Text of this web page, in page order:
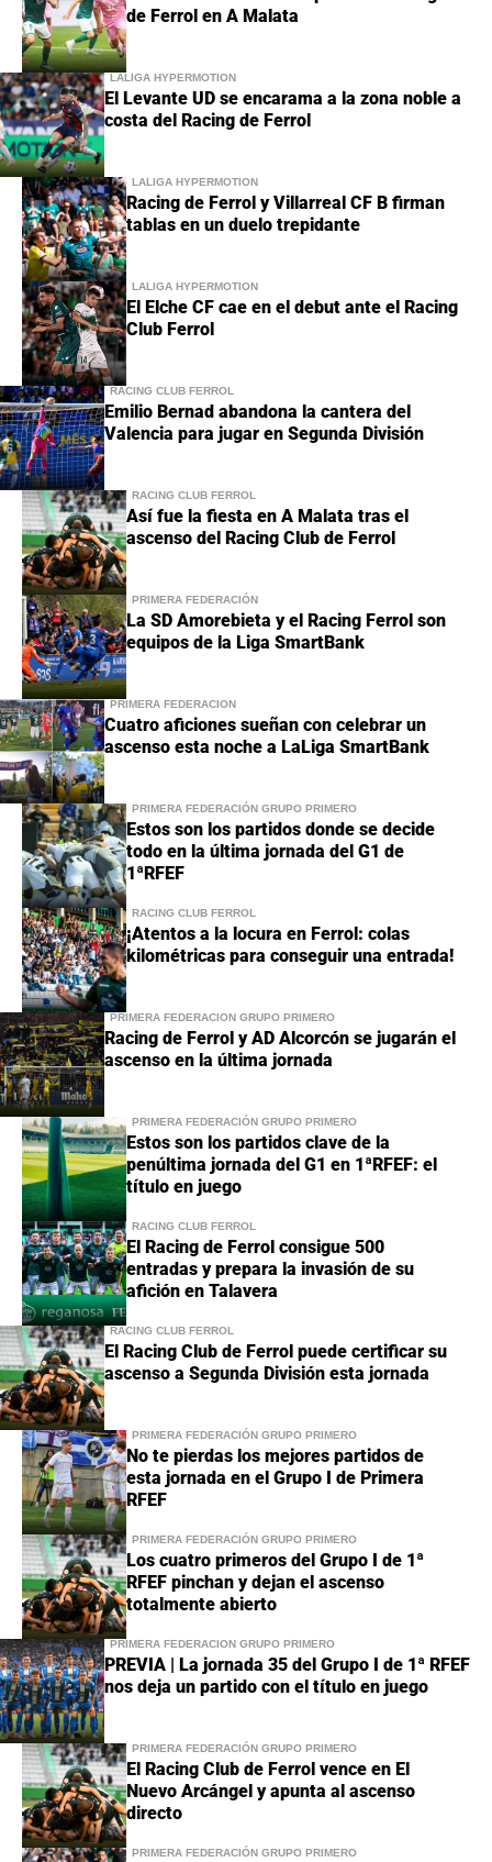
de Ferrol en A Malata
LALIGA HYPERMOTION
El Levante UD se encarama a la zona noble a
costa del Racing de Ferrol
LALIGA HYPERMOTION
Racing de Ferrol y Villarreal CF B firman
tablas en un duelo trepidante
LALIGA HYPERMOTION
El Elche CF cae en el debut ante el Racing
Club Ferrol
RACING CLUB FERROL
Emilio Bernad abandona la cantera del
Valencia para jugar en Segunda División
RACING CLUB FERROL
Así fue la fiesta en A Malata tras el
ascenso del Racing Club de Ferrol
PRIMERA FEDERACIÓN
La SD Amorebieta y el Racing Ferrol son
equipos de la Liga SmartBank
PRIMERA FEDERACIÓN
Cuatro aficiones sueñan con celebrar un
ascenso esta noche a LaLiga SmartBank
PRIMERA FEDERACIÓN GRUPO PRIMERO
Estos son los partidos donde se decide
todo en la última jornada del G1 de
1ªRFEF
RACING CLUB FERROL
¡Atentos a la locura en Ferrol: colas
kilométricas para conseguir una entrada!
PRIMERA FEDERACIÓN GRUPO PRIMERO
Racing de Ferrol y AD Alcorcón se jugarán el
ascenso en la última jornada
PRIMERA FEDERACIÓN GRUPO PRIMERO
Estos son los partidos clave de la
penúltima jornada del G1 en 1ªRFEF: el
título en juego
RACING CLUB FERROL
El Racing de Ferrol consigue 500
entradas y prepara la invasión de su
afición en Talavera
RACING CLUB FERROL
El Racing Club de Ferrol puede certificar su
ascenso a Segunda División esta jornada
PRIMERA FEDERACIÓN GRUPO PRIMERO
No te pierdas los mejores partidos de
esta jornada en el Grupo I de Primera
RFEF
PRIMERA FEDERACIÓN GRUPO PRIMERO
Los cuatro primeros del Grupo I de 1ª
RFEF pinchan y dejan el ascenso
totalmente abierto
PRIMERA FEDERACIÓN GRUPO PRIMERO
PREVIA | La jornada 35 del Grupo I de 1ª RFEF
nos deja un partido con el título en juego
PRIMERA FEDERACIÓN GRUPO PRIMERO
El Racing Club de Ferrol vence en El
Nuevo Arcángel y apunta al ascenso
directo
PRIMERA FEDERACIÓN GRUPO PRIMERO